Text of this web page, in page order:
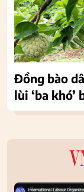
Đồng bào
lùi ‘ba